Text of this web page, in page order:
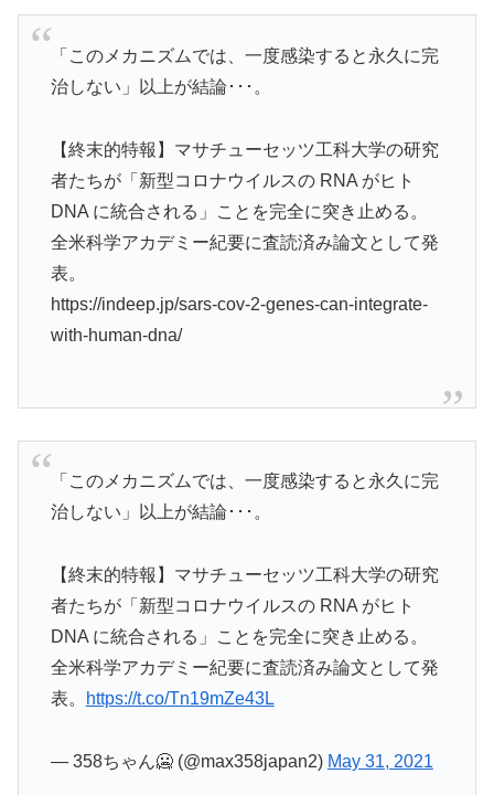
「このメカニズムでは、一度感染すると永久に完
治しない」以上が結論･･･。
【終末的特報】マサチューセッツ工科大学の研究
者たちが「新型コロナウイルスの RNA がヒト
DNA に統合される」ことを完全に突き止める。
全米科学アカデミー紀要に査読済み論文として発
表。
https://indeep.jp/sars-cov-2-genes-can-integrate-
with-human-dna/
「このメカニズムでは、一度感染すると永久に完
治しない」以上が結論･･･。
【終末的特報】マサチューセッツ工科大学の研究
者たちが「新型コロナウイルスの RNA がヒト
DNA に統合される」ことを完全に突き止める。
全米科学アカデミー紀要に査読済み論文として発
表。
https://t.co/Tn19mZe43L
— 358ちゃん🥶 (@max358japan2) May 31, 2021